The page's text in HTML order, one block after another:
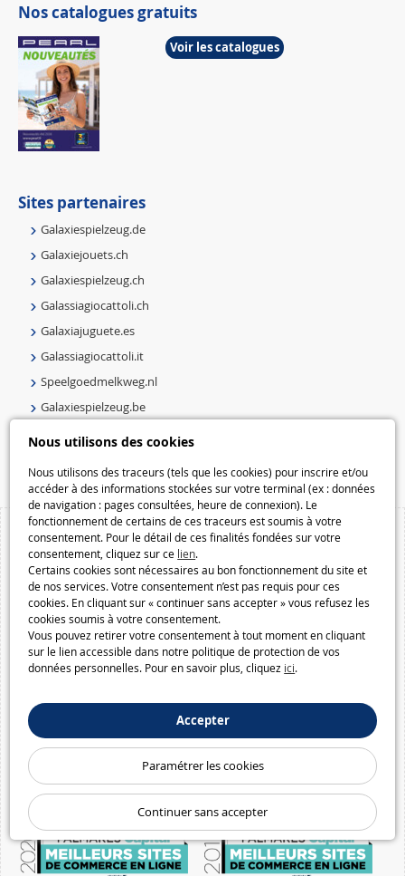
Nous utilisons des cookies
Nous utilisons des traceurs (tels que les cookies) pour inscrire et/ou
accéder à des informations stockées sur votre terminal (ex : données
de navigation : pages consultées, heure de connexion). Le
fonctionnement de certains de ces traceurs est soumis à votre
consentement. Pour le détail de ces finalités fondées sur votre
consentement, cliquez sur ce lien.
Certains cookies sont nécessaires au bon fonctionnement du site et
de nos services. Votre consentement n’est pas requis pour ces
cookies. En cliquant sur « continuer sans accepter » vous refusez les
cookies soumis à votre consentement.
Vous pouvez retirer votre consentement à tout moment en cliquant
sur le lien accessible dans notre politique de protection de vos
données personnelles. Pour en savoir plus, cliquez ici.
Accepter
Paramétrer les cookies
Continuer sans accepter
Nos catalogues gratuits
Voir les catalogues
Sites partenaires
Galaxiespielzeug.de
Galaxiejouets.ch
Galaxiespielzeug.ch
Galassiagiocattoli.ch
Galaxiajuguete.es
Galassiagiocattoli.it
Speelgoedmelkweg.nl
Galaxiespielzeug.be